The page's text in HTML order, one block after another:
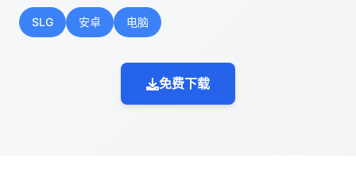
SLG 安卓 电脑
免费下载